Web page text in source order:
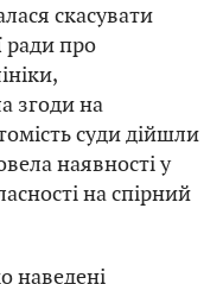
скасувати
ради про
згоди на
суди дійшли
наявності у
на спірний
наведені